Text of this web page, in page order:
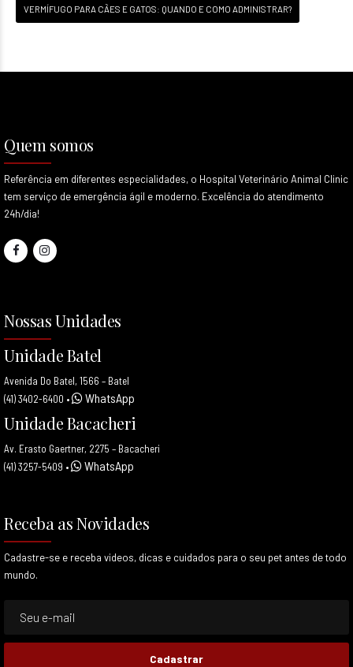
VERMÍFUGO PARA CÃES E GATOS: QUANDO E COMO ADMINISTRAR?
Quem somos
Referência em diferentes especialidades, o Hospital Veterinário Animal Clinic
tem serviço de emergência ágil e moderno. Excelência do atendimento
24h/dia!
Nossas Unidades
Unidade Batel
Avenida Do Batel, 1566 – Batel
(41) 3402-6400 • WhatsApp
Unidade Bacacheri
Av. Erasto Gaertner, 2275 – Bacacheri
(41) 3257-5409 • WhatsApp
Receba as Novidades
Cadastre-se e receba videos, dicas e cuidados para o seu pet antes de todo
mundo.